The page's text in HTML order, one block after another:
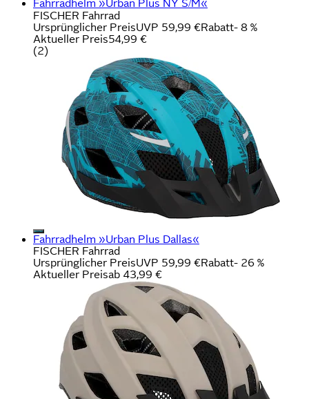
Fahrradhelm »Urban Plus NY S/M«
FISCHER Fahrrad
Ursprünglicher PreisUVP 59,99 €Rabatt- 8 %
Aktueller Preis54,99 €
(2)
Fahrradhelm »Urban Plus Dallas«
FISCHER Fahrrad
Ursprünglicher PreisUVP 59,99 €Rabatt- 26 %
Aktueller Preisab 43,99 €